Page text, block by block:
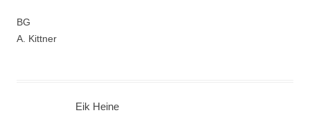
BG
A. Kittner
Eik Heine